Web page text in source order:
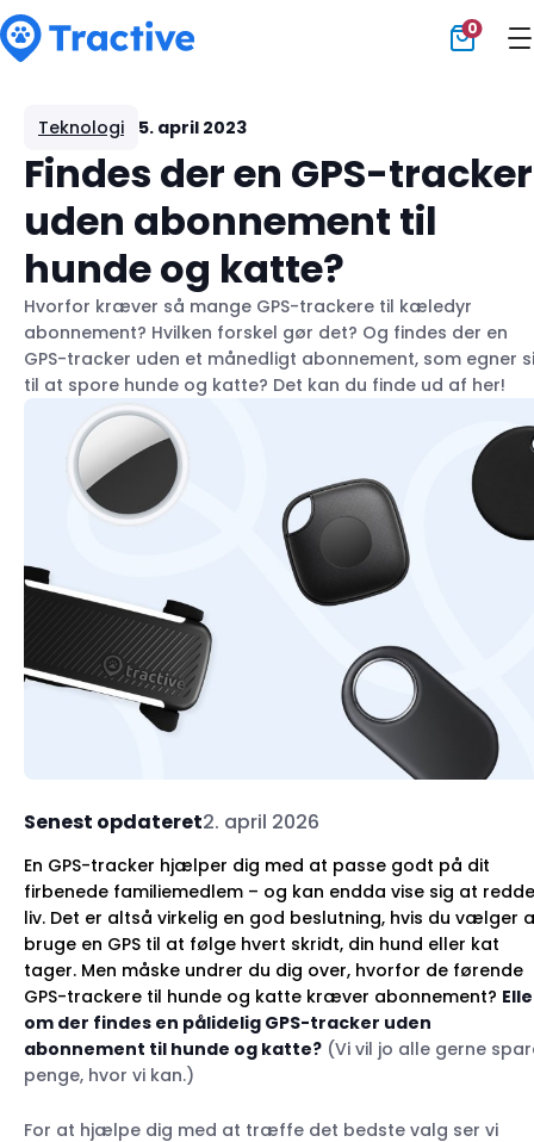
0
Teknologi 5. april 2023
Findes der en GPS-tracker
uden abonnement til
hunde og katte?
Hvorfor kræver så mange GPS-trackere til kæledyr
abonnement? Hvilken forskel gør det? Og findes der en
GPS-tracker uden et månedligt abonnement, som egner
til at spore hunde og katte? Det kan du finde ud af her!
Senest opdateret2. april 2026
En GPS-tracker hjælper dig med at passe godt på dit
firbenede familiemedlem – og kan endda vise sig at redde
liv. Det er altså virkelig en god beslutning, hvis du vælger
bruge en GPS til at følge hvert skridt, din hund eller kat
tager. Men måske undrer du dig over, hvorfor de førende
GPS-trackere til hunde og katte kræver abonnement?
om der findes en pålidelig GPS-tracker uden
abonnement til hunde og katte? (Vi vil jo alle gerne
penge, hvor vi kan.)
For at hjælpe dig med at træffe det bedste valg ser vi